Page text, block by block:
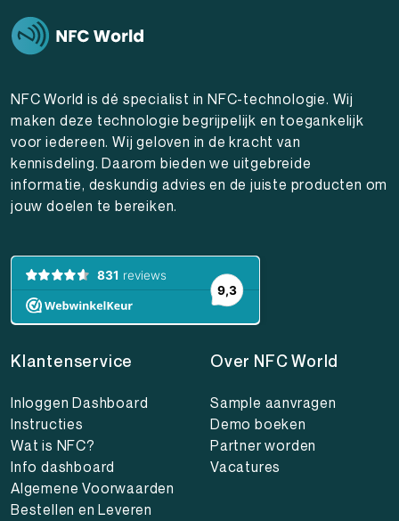
NFC World is dé specialist in NFC-technologie. Wij
maken deze technologie begrijpelijk en toegankelijk
voor iedereen. Wij geloven in de kracht van
kennisdeling. Daarom bieden we uitgebreide
informatie, deskundig advies en de juiste producten om
jouw doelen te bereiken.
Klantenservice
Inloggen Dashboard
Instructies
Wat is NFC?
Info dashboard
Algemene Voorwaarden
Bestellen en Leveren
Over NFC World
Sample aanvragen
Demo boeken
Partner worden
Vacatures